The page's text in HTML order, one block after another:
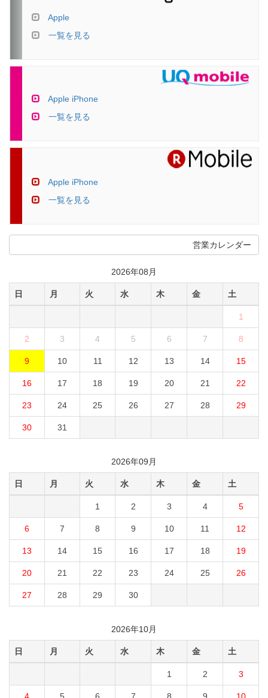
Apple
一覧を見る
Apple iPhone
一覧を見る
Apple iPhone
一覧を見る
営業カレンダー
2026年08月
日 月 火 水 木 金 土
1
2 3 4 5 6 7 8
9 10 11 12 13 14 15
16 17 18 19 20 21 22
23 24 25 26 27 28 29
30 31
2026年09月
日 月 火 水 木 金 土
1 2 3 4 5
6 7 8 9 10 11 12
13 14 15 16 17 18 19
20 21 22 23 24 25 26
27 28 29 30
2026年10月
日 月 火 水 木 金 土
1 2 3